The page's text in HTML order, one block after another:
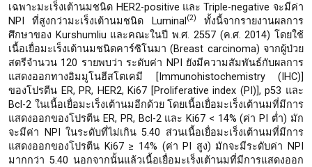
เฉพาะมะเร็งเต้านมชนิด HER2-positive และ Triple-negative จะมีค่า
NPI ที่สูงกว่ามะเร็งเต้านมชนิด Luminal (2)
ทั้งนี้จากรายงานผลการ
ศึกษาของ Kurshumliu และคณะในปี พ.ศ. 2557 (ค.ศ. 2014) โดยใช้
เนื้อเยื่อมะเร็งเต้านมชนิดคาร์ซิโนมา (Breast carcinoma) จากผู้ป่วย
สตรีจำนวน 120 รายพบว่า ระดับค่า NPI ยังมีความสัมพันธ์กับผลการ
แสดงออกทางอิมมูโนฮีสโตเคมี [Immunohistochemistry (IHC)]
ของโปรตีน ER, PR, HER2, Ki67 [Proliferative index (PI)], p53 และ
Bcl-2 ในเนื้อเยื่อมะเร็งเต้านมอีกด้วย โดยเนื้อเยื่อมะเร็งเต้านมที่มีการ
แสดงออกของโปรตีน ER, PR, Bcl-2 และ Ki67 < 14% (ค่า PI ต่ำ) มัก
จะมีค่า NPI ในระดับที่ไม่เกิน 5.40 ส่วนเนื้อเยื่อมะเร็งเต้านมที่มีการ
แสดงออกของโปรตีน Ki67 ≥ 14% (ค่า PI สูง) มักจะมีระดับค่า NPI
มากกว่า 5.40 นอกจากนั้นแล้วเนื้อเยื่อมะเร็งเต้านมที่มีการแสดงออก